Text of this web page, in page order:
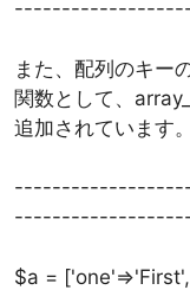
また、配列のキー
関数として、
追加されています。
$a =